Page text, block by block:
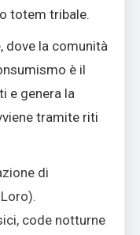
totem tribale.
dove la comunità
è il
e genera la
tramite riti
di
code notturne